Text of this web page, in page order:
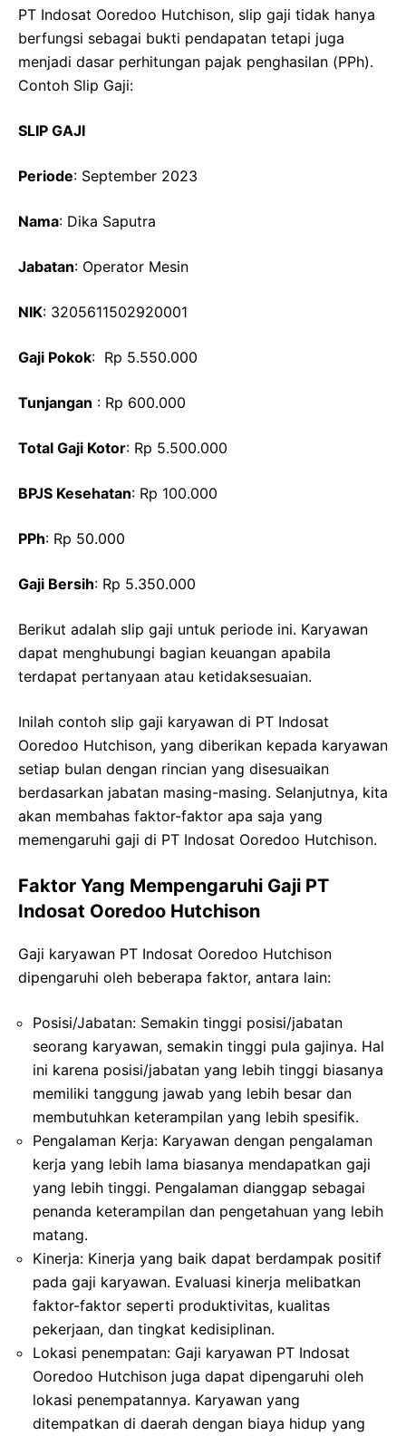
PT Indosat Ooredoo Hutchison, slip gaji tidak hanya
berfungsi sebagai bukti pendapatan tetapi juga
menjadi dasar perhitungan pajak penghasilan (PPh).
Contoh Slip Gaji:
SLIP GAJI
Periode: September 2023
Nama: Dika Saputra
Jabatan: Operator Mesin
NIK: 3205611502920001
Gaji Pokok: Rp 5.550.000
Tunjangan : Rp 600.000
Total Gaji Kotor: Rp 5.500.000
BPJS Kesehatan: Rp 100.000
PPh: Rp 50.000
Gaji Bersih: Rp 5.350.000
Berikut adalah slip gaji untuk periode ini. Karyawan
dapat menghubungi bagian keuangan apabila
terdapat pertanyaan atau ketidaksesuaian.
Inilah contoh slip gaji karyawan di PT Indosat
Ooredoo Hutchison, yang diberikan kepada karyawan
setiap bulan dengan rincian yang disesuaikan
berdasarkan jabatan masing-masing. Selanjutnya, kita
akan membahas faktor-faktor apa saja yang
memengaruhi gaji di PT Indosat Ooredoo Hutchison.
Faktor Yang Mempengaruhi Gaji PT
Indosat Ooredoo Hutchison
Gaji karyawan PT Indosat Ooredoo Hutchison
dipengaruhi oleh beberapa faktor, antara lain:
Posisi/Jabatan: Semakin tinggi posisi/jabatan
seorang karyawan, semakin tinggi pula gajinya. Hal
ini karena posisi/jabatan yang lebih tinggi biasanya
memiliki tanggung jawab yang lebih besar dan
membutuhkan keterampilan yang lebih spesifik.
Pengalaman Kerja: Karyawan dengan pengalaman
kerja yang lebih lama biasanya mendapatkan gaji
yang lebih tinggi. Pengalaman dianggap sebagai
penanda keterampilan dan pengetahuan yang lebih
matang.
Kinerja: Kinerja yang baik dapat berdampak positif
pada gaji karyawan. Evaluasi kinerja melibatkan
faktor-faktor seperti produktivitas, kualitas
pekerjaan, dan tingkat kedisiplinan.
Lokasi penempatan: Gaji karyawan PT Indosat
Ooredoo Hutchison juga dapat dipengaruhi oleh
lokasi penempatannya. Karyawan yang
ditempatkan di daerah dengan biaya hidup yang